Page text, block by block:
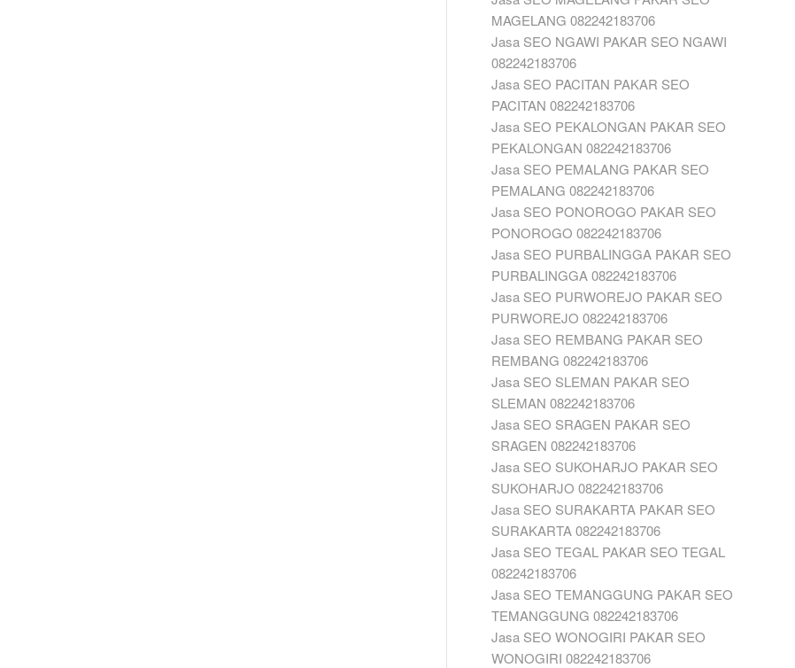
MAGELANG 082242183706
Jasa SEO NGAWI PAKAR SEO NGAWI
082242183706
Jasa SEO PACITAN PAKAR SEO
PACITAN 082242183706
Jasa SEO PEKALONGAN PAKAR SEO
PEKALONGAN 082242183706
Jasa SEO PEMALANG PAKAR SEO
PEMALANG 082242183706
Jasa SEO PONOROGO PAKAR SEO
PONOROGO 082242183706
Jasa SEO PURBALINGGA PAKAR SEO
PURBALINGGA 082242183706
Jasa SEO PURWOREJO PAKAR SEO
PURWOREJO 082242183706
Jasa SEO REMBANG PAKAR SEO
REMBANG 082242183706
Jasa SEO SLEMAN PAKAR SEO
SLEMAN 082242183706
Jasa SEO SRAGEN PAKAR SEO
SRAGEN 082242183706
Jasa SEO SUKOHARJO PAKAR SEO
SUKOHARJO 082242183706
Jasa SEO SURAKARTA PAKAR SEO
SURAKARTA 082242183706
Jasa SEO TEGAL PAKAR SEO TEGAL
082242183706
Jasa SEO TEMANGGUNG PAKAR SEO
TEMANGGUNG 082242183706
Jasa SEO WONOGIRI PAKAR SEO
WONOGIRI 082242183706